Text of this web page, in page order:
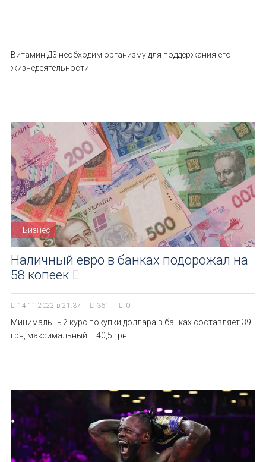
Витамин Д3 необходим организму для поддержания его
жизнедеятельности.
Бизнес
Наличный евро в банках подорожал на
58 копеек
14.11.2022 в 21:37 361 0
Минимальный курс покупки доллара в банках составляет 39
грн, максимальный – 40,5 грн.